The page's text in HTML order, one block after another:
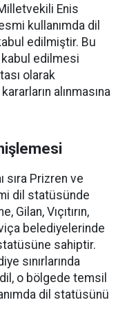
Enis
kullanımda dil
edilmiştir. Bu
edilmesi
olarak
alınmasına
sıra Prizren ve
dil statüsünde
Gilan, Vıçıtırın,
belediyelerinde
sahiptir.
sınırlarında
o bölgede temsil
dil statüsünü